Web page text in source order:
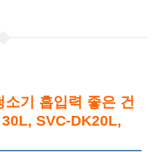
기 흡입력 좋은 건
SVC-DK20L,